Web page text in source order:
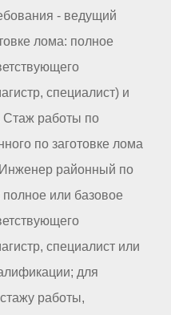
- ведущий
лома: полное
специалист) и
работы по
по заготовке лома
Инженер районный по
полное или базовое
специалист или
для
работы,